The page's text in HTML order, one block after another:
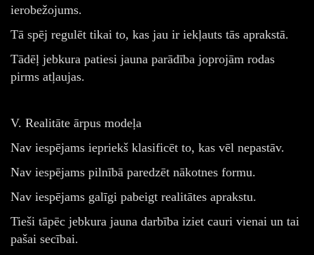
ierobežojums.
Tā spēj regulēt tikai to, kas jau ir iekļauts tās aprakstā.
Tādēļ jebkura patiesi jauna parādība joprojām rodas
pirms atļaujas.
V. Realitāte ārpus modeļa
Nav iespējams iepriekš klasificēt to, kas vēl nepastāv.
Nav iespējams pilnībā paredzēt nākotnes formu.
Nav iespējams galīgi pabeigt realitātes aprakstu.
Tieši tāpēc jebkura jauna darbība iziet cauri vienai un tai
pašai secībai.